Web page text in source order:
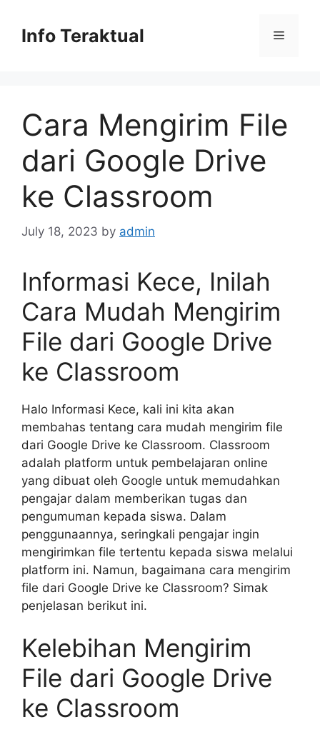
contentInfo Teraktual Menu
Cara Mengirim File
dari Google Drive
ke Classroom
July 18, 2023 by admin
Informasi Kece, Inilah
Cara Mudah Mengirim
File dari Google Drive
ke Classroom
Halo Informasi Kece, kali ini kita akan
membahas tentang cara mudah mengirim file
dari Google Drive ke Classroom. Classroom
adalah platform untuk pembelajaran online
yang dibuat oleh Google untuk memudahkan
pengajar dalam memberikan tugas dan
pengumuman kepada siswa. Dalam
penggunaannya, seringkali pengajar ingin
mengirimkan file tertentu kepada siswa melalui
platform ini. Namun, bagaimana cara mengirim
file dari Google Drive ke Classroom? Simak
penjelasan berikut ini.
Kelebihan Mengirim
File dari Google Drive
ke Classroom